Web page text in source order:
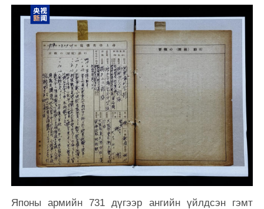
Японы армийн 731 дүгээр ангийн үйлдсэн гэмт